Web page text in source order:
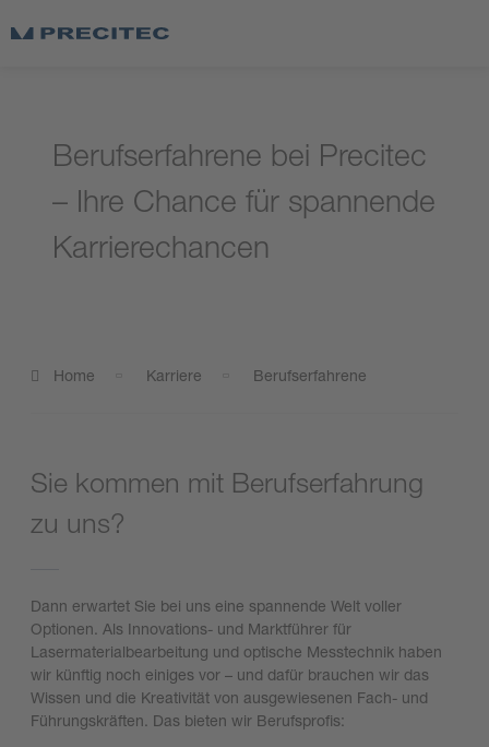
Berufserfahrene bei Precitec
– Ihre Chance für spannende
Karrierechancen
Home Karriere Berufserfahrene
Sie kommen mit Berufserfahrung
zu uns?
Dann erwartet Sie bei uns eine spannende Welt voller
Optionen. Als Innovations- und Marktführer für
Lasermaterialbearbeitung und optische Messtechnik haben
wir künftig noch einiges vor – und dafür brauchen wir das
Wissen und die Kreativität von ausgewiesenen Fach- und
Führungskräften. Das bieten wir Berufsprofis: